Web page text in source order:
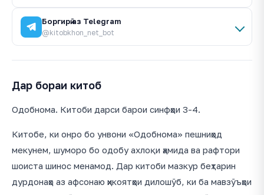
Боргирӣ аз Telegram
@kitobkhon_net_bot
Дар бораи китоб
Одобнома. Китоби дарси барои синфҳои 3-4.
Китобе, ки онро бо унвони «Одобнома» пешниҳод
мекунем, шуморо бо одобу ахлоқи ҳамида ва рафтори
шоиста шинос менамод. Дар китоби мазкур беҳтарин
дурдонаҳо аз афсонаю ҳикоятҳои дилошӯб, ки ба мавзӯъҳои